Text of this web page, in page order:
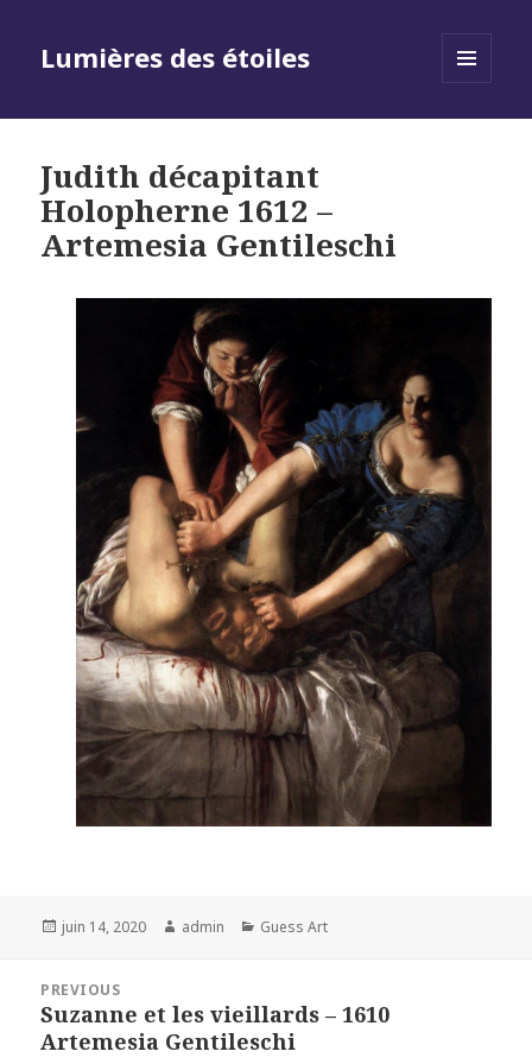
Lumières des étoiles
Judith décapitant
Holopherne 1612 –
Artemesia Gentileschi
Posted
juin 14, 2020 Author
admin Categories
Guess Art
l’article
PREVIOUS
Previous
post:
Suzanne et les vieillards – 1610
Artemesia Gentileschi